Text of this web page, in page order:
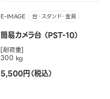
E-IMAGE 台・スタンド・金具
簡易カメラ台 （PST-10）
[耐荷重]
300 kg
5,500円（税込）